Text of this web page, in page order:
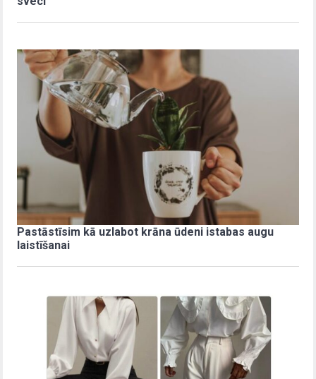
Pastāstīsim kā uzlabot krāna ūdeni istabas augu
laistīšanai